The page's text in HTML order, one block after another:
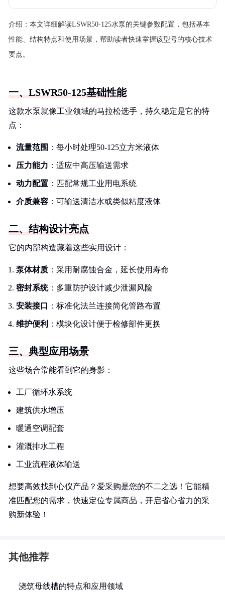
介绍： 本文详细解读LSWR50-125水泵的关键参数配置，包括基本
性能、结构特点和使用场景，帮助读者快速掌握该型号的核心技术
要点。
一、LSWR50-125基础性能
这款水泵就像工业领域的马拉松选手，持久稳定是它的特
点：
流量范围 ：每小时处理50-125立方米液体
压力能力 ：适应中高压输送需求
动力配置 ：匹配常规工业用电系统
介质兼容 ：可输送清洁水或类似粘度液体
二、结构设计亮点
它的内部构造藏着这些实用设计：
泵体材质 ：采用耐腐蚀合金，延长使用寿命
密封系统：多重防护设计减少泄漏风险
安装接口 ：标准化法兰连接简化管路布置
维护便利 ：模块化设计便于检修部件更换
三、典型应用场景
这些场合常能看到它的身影：
工厂循环水系统
建筑供水增压
暖通空调配套
灌溉排水工程
工业流程液体输送
想要高效找到心仪产品？爱采购是您的不二之选！它能精
准匹配您的需求，快速定位专属商品，开启省心省力的采
购新体验！
其他推荐
浇筑母线槽的特点和应用领域